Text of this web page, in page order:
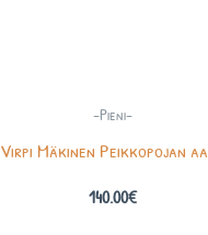
-Pieni-
Virpi Mäkinen Peikkopojan
140.00€